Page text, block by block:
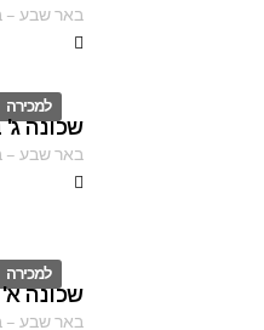
באר שבע–
למכירה
ID
שכונה
באר שבע–
למכירה
ID
שכונה
באר שבע–